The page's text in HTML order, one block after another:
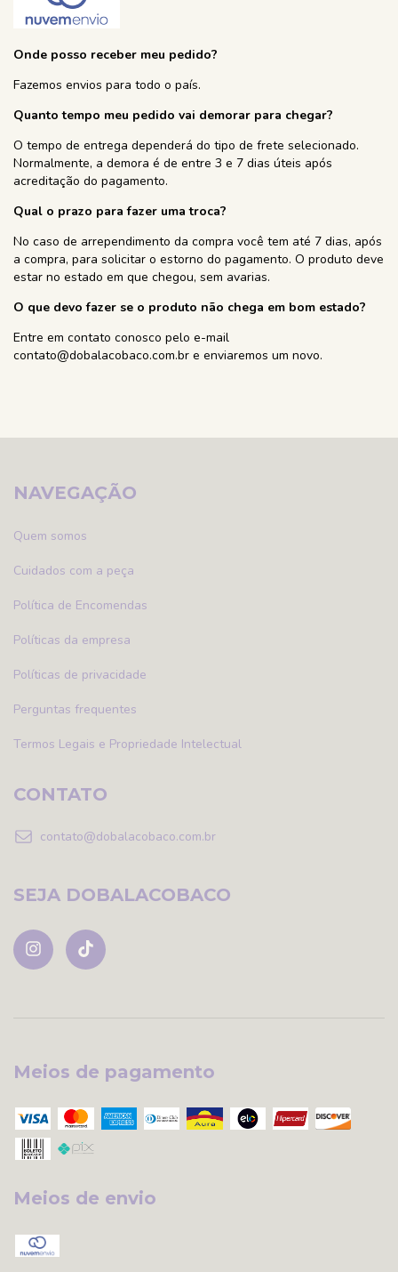
Onde posso receber meu pedido?
Fazemos envios para todo o país.
Quanto tempo meu pedido vai demorar para chegar?
O tempo de entrega dependerá do tipo de frete selecionado.
Normalmente, a demora é de entre 3 e 7 dias úteis após
acreditação do pagamento.
Qual o prazo para fazer uma troca?
No caso de arrependimento da compra você tem até 7 dias, após
a compra, para solicitar o estorno do pagamento. O produto deve
estar no estado em que chegou, sem avarias.
O que devo fazer se o produto não chega em bom estado?
Entre em contato conosco pelo e-mail
contato@dobalacobaco.com.br e enviaremos um novo.
NAVEGAÇÃO
Quem somos
Cuidados com a peça
Política de Encomendas
Políticas da empresa
Políticas de privacidade
Perguntas frequentes
Termos Legais e Propriedade Intelectual
CONTATO
contato@dobalacobaco.com.br
SEJA DOBALACOBACO
Meios de pagamento
Meios de envio